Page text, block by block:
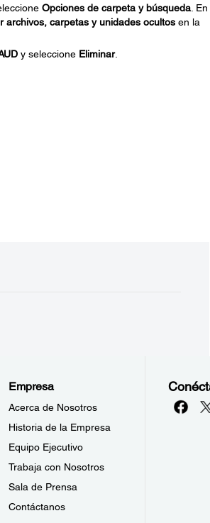
Opciones de carpeta y búsqueda. En
archivos, carpetas y unidades ocultosen la
y seleccione Eliminar.
Empresa
Acerca de Nosotros
Historia de la Empresa
Equipo Ejecutivo
Trabaja con Nosotros
Sala de Prensa
Contáctanos